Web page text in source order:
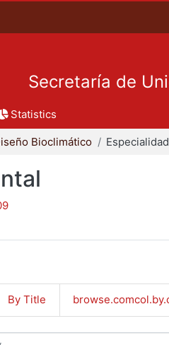
Secretaría de
Statistics
Bioclimático
By Title